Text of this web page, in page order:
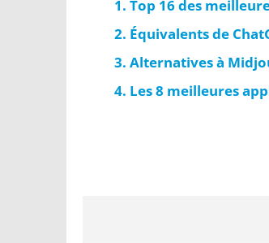
Top 16 des
Équivalents de
Alternatives à
Les 8 meilleures